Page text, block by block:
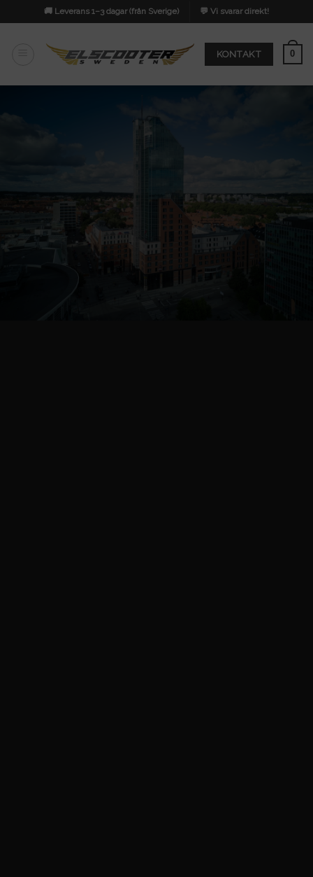
to
🚚 Leverans 1–3 dagar (från Sverige) 💬 Vi svarar direkt!
KONTAKT 0